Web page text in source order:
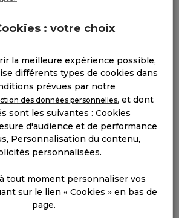
par heure de cours
CESU préfinancé accepté
stages intensifs
sur les tarifs
sur les tarifs avec les
en charge, consultez l'APAS
: votre choix
la meilleure expérience possible,
différents types de cookies dans
prévues par notre
des données personnelles. et dont
sont les suivantes : Cookies
d'audience et de performance
Personnalisation du contenu,
personnalisées.
tout moment personnaliser vos
sur le lien « Cookies » en bas de
page.